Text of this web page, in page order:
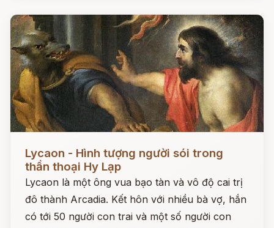
Lycaon - Hình tượng người sói trong
thần thoại Hy Lạp
Lycaon là một ông vua bạo tàn và vô độ cai trị
đô thành Arcadia. Kết hôn với nhiều bà vợ, hắn
có tới 50 người con trai và một số người con